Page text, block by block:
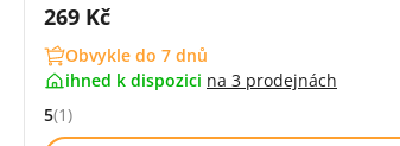
Cena s DPH:
269 Kč
Obvykle do 7 dnů
ihned k dispozici na 3 prodejnách
Hodnocení: 5 z 5 (1 recenzí)
5(1)